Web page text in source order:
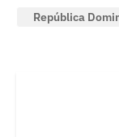
República